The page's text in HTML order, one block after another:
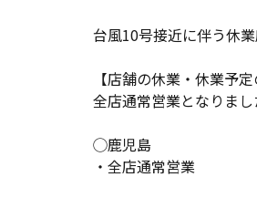
台風10号接近に伴う休
【店舗の休業・休業予
全店通常営業となりまし
◯鹿児島
・全店通常営業